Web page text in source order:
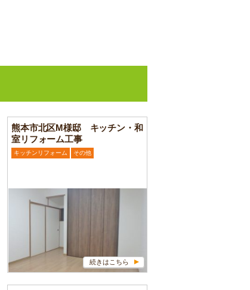
熊本市北区M様邸 キッチン・和
室リフォーム工事
キッチンリフォーム その他
続きはこちら